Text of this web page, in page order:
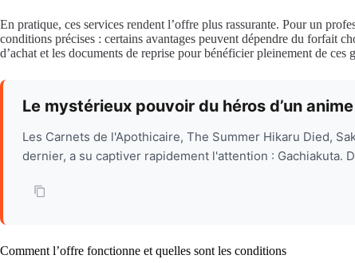
En pratique, ces services rendent l’offre plus rassurante. Pour un
conditions précises : certains avantages peuvent dépendre du forfait
d’achat et les documents de reprise pour bénéficier pleinement de ces
Le mystérieux pouvoir du héros d’un
Les Carnets de l'Apothicaire, The Summer Hikaru Died,
dernier, a su captiver rapidement l'attention : Gachiakuta.
Comment l’offre fonctionne et quelles sont les conditions